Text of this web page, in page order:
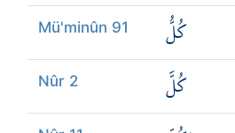
Mü'minûn 91 كُلُّ
Nûr 2 كُلَّ